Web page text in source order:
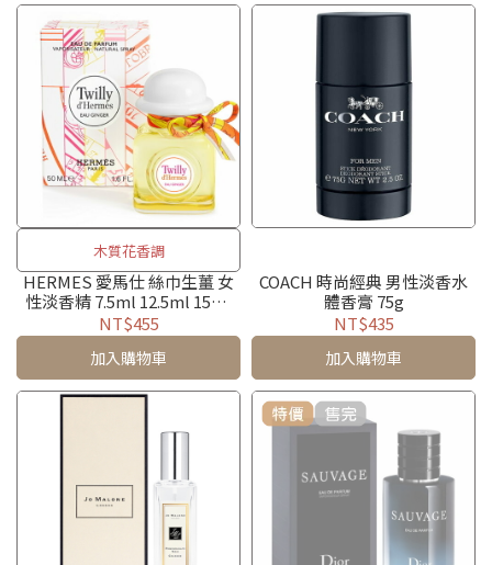
木質花香調
HERMES 愛馬仕 絲巾生薑 女
性淡香精 7.5ml 12.5ml 15ml
30ml 50ml 85ml
NT$455
加入購物車
COACH 時尚經典 男性淡香水
體香膏 75g
NT$435
加入購物車